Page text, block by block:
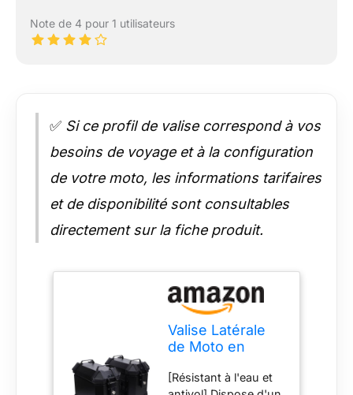
Note de 4 pour 1 utilisateurs
✅ Si ce profil de valise correspond à vos
besoins de voyage et à la configuration
de votre moto, les informations tarifaires
et de disponibilité sont consultables
directement sur la fiche produit.
Valise Latérale
de Moto en
D'aluminium 18L,
[Résistant à l'eau et